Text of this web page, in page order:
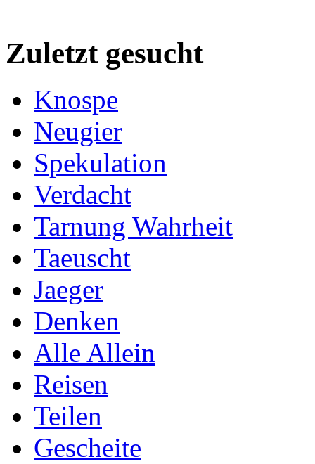
Zuletzt gesucht
Knospe
Neugier
Spekulation
Verdacht
Tarnung Wahrheit
Taeuscht
Jaeger
Denken
Alle Allein
Reisen
Teilen
Gescheite